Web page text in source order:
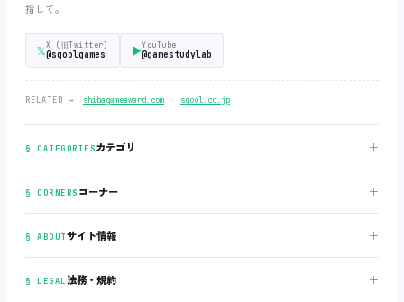
指して。
𝕏X (旧Twitter)
@sqoolgames ▶YouTube
@gamestudylab
RELATED → shibagameaward.com ‧ sqool.co.jp
§ CATEGORIESカテゴリ ＋
§ CORNERS コーナー ＋
§ ABOUTサイト情報 ＋
§ LEGAL法務・規約 ＋